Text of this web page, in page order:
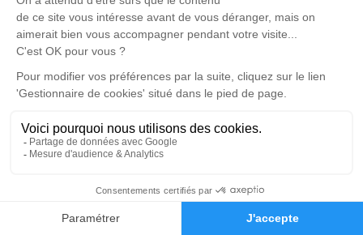
Faire-part Hommages
travers des poèmes ou des textes. Cet endroit est
un lieu d'expression dédié à honorer la mémoire de
Gérard KILLE.
Je rends hommage
Cérémonie
Eglise Saint Maurice de Soultz